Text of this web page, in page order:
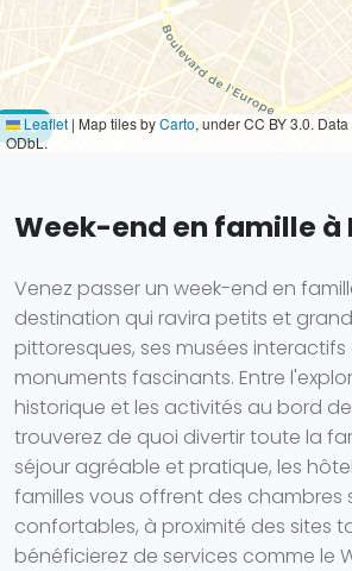
75 €Leaflet | Map tiles byCarto, under CC BY 3.0.
ODbL.
Week-end en famille à
Venez passer un week-end en
destination qui ravira petits et
pittoresques, ses musées interactifs
monuments fascinants. Entre
historique et les activités au bord
trouverez de quoi divertir toute la
séjour agréable et pratique, les
familles vous offrent des chambres
confortables, à proximité des sites
bénéficierez de services comme le